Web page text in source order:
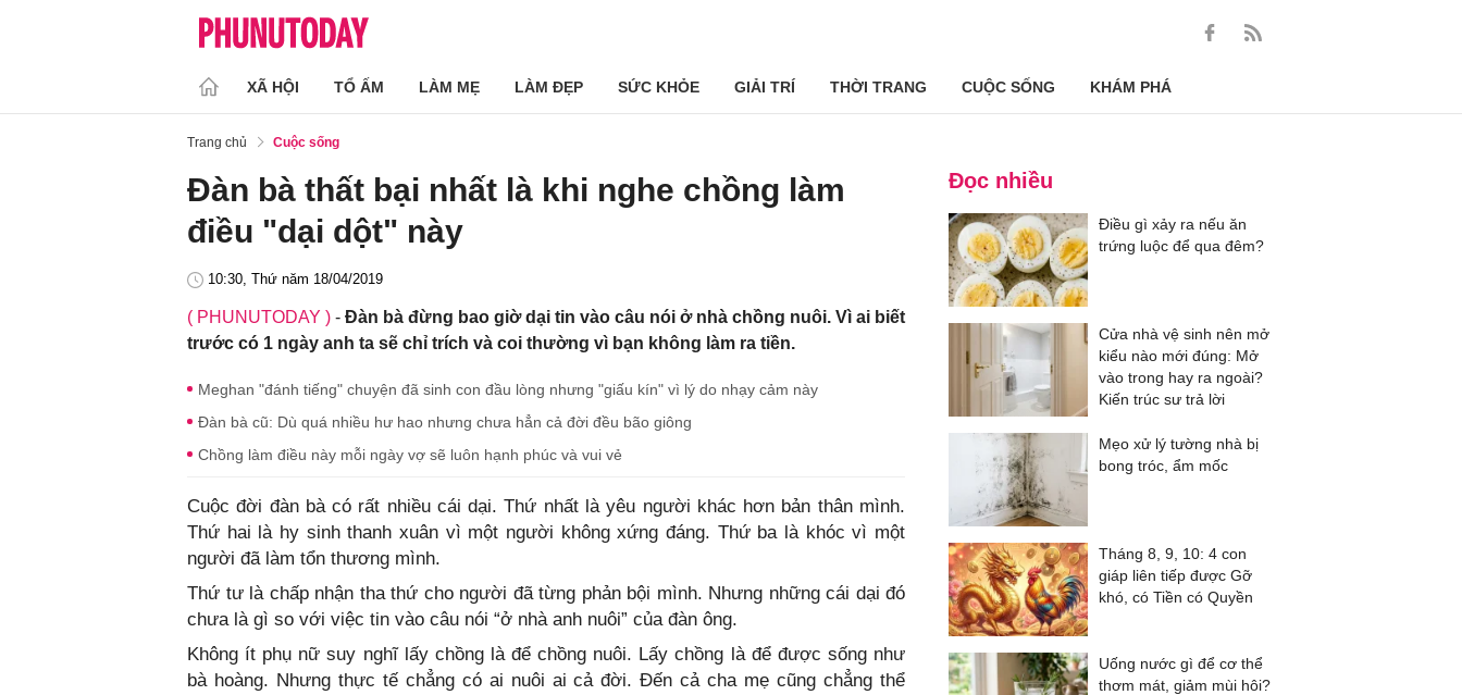
XÃ HỘI TỔ ẤM LÀM MẸ LÀM ĐẸP SỨC KHỎE GIẢI TRÍ THỜI TRANG CUỘC SỐNG KHÁM PHÁ
Trang chủ Cuộc sống
Đàn bà thất bại nhất là khi nghe chồng làm
điều "dại dột" này
10:30, Thứ năm 18/04/2019
( PHUNUTODAY ) - Đàn bà đừng bao giờ dại tin vào câu nói ở nhà chồng nuôi. Vì ai biết
trước có 1 ngày anh ta sẽ chỉ trích và coi thường vì bạn không làm ra tiền.
Meghan "đánh tiếng" chuyện đã sinh con đầu lòng nhưng "giấu kín" vì lý do nhạy cảm này
Đàn bà cũ: Dù quá nhiều hư hao nhưng chưa hẳn cả đời đều bão giông
Chồng làm điều này mỗi ngày vợ sẽ luôn hạnh phúc và vui vẻ
Cuộc đời đàn bà có rất nhiều cái dại. Thứ nhất là yêu người khác hơn bản thân mình.
Thứ hai là hy sinh thanh xuân vì một người không xứng đáng. Thứ ba là khóc vì một
người đã làm tổn thương mình.
Thứ tư là chấp nhận tha thứ cho người đã từng phản bội mình. Nhưng những cái dại đó
chưa là gì so với việc tin vào câu nói “ở nhà anh nuôi” của đàn ông.
Không ít phụ nữ suy nghĩ lấy chồng là để chồng nuôi. Lấy chồng là để được sống như
bà hoàng. Nhưng thực tế chẳng có ai nuôi ai cả đời. Đến cả cha mẹ cũng chẳng thể
Đọc nhiều
Điều gì xảy ra nếu ăn
trứng luộc để qua đêm?
Cửa nhà vệ sinh nên mở
kiểu nào mới đúng: Mở
vào trong hay ra ngoài?
Kiến trúc sư trả lời
Mẹo xử lý tường nhà bị
bong tróc, ẩm mốc
Tháng 8, 9, 10: 4 con
giáp liên tiếp được Gỡ
khó, có Tiền có Quyền
Uống nước gì để cơ thể
thơm mát, giảm mùi hôi?